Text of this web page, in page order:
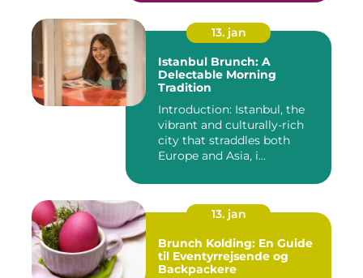
13. jan
Istanbul Brunch: A
Delectable Morning
Tradition
Introduction: Istanbul, the
vibrant and culturally-rich
city that straddles both
Europe and Asia, i...
13. jan
Brunch Kolding: En Guide
til Eventyrrejsende og
Backpackere